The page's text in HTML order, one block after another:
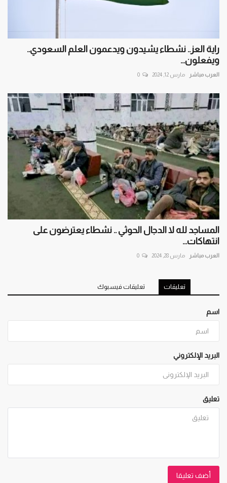
راية العز.. نشطاء يشيدون ويدعمون العلم السعودي..
ويفعلون...
العرب مباشر مارس 12, 2024 0
المساجد لله لا الدجال الحوثي .. نشطاء يعترضون على
انتهاكات...
العرب مباشر مارس 28, 2024 0
تعليقات تعليقات فيسبوك
اسم
البريد الإلكتروني
تعليق
أضف تعليقا